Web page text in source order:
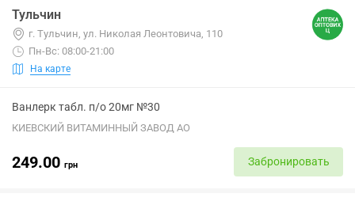
Тульчин
г. Тульчин, ул. Николая Леонтовича, 110
Пн-Вс: 08:00-21:00
На карте
Ванлерк табл. п/о 20мг №30
КИЕВСКИЙ ВИТАМИННЫЙ ЗАВОД АО
249.00 грн Забронировать